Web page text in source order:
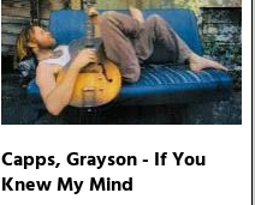
Capps, Grayson - If You
Knew My Mind